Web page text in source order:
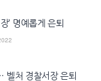
’ 명예롭게 은퇴
벨처 경찰서장 은퇴